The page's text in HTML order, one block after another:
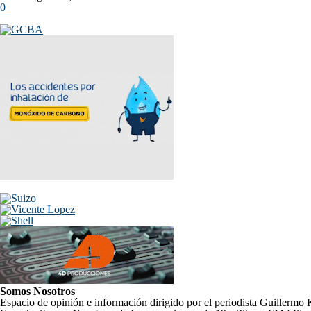
0
Somos Nosotros
Espacio de opinión e información dirigido por el periodista Guillermo